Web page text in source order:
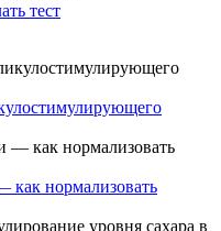
тест
нормализовать